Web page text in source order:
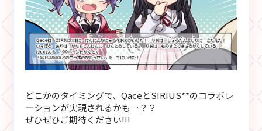
どこかのタイミングで、QaceとSIRIUS**のコラボレ
ーションが実現されるかも…？？
ぜひぜひご期待ください!!!